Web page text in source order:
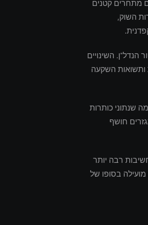
מתחרים קטנים
השוק,
עבור סקטור הנדל"ן. השינויים
ותשואות השקעה
שנתוני כותרות
חושף
רבה יותר
מועילה בסופו של